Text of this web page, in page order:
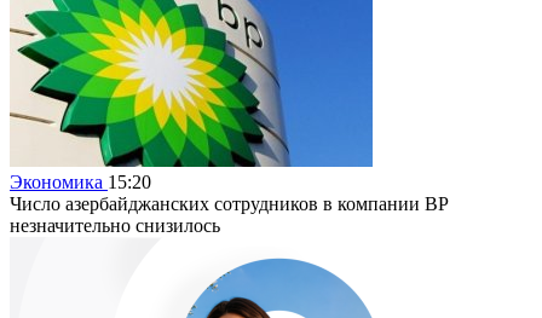
Экономика 15:20
Число азербайджанских сотрудников в компании BP
незначительно снизилось